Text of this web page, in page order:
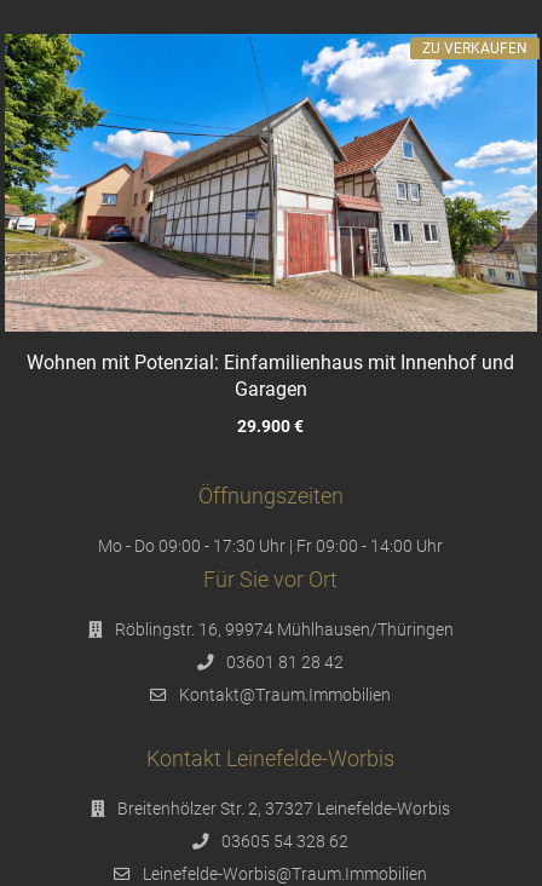
Wohnen mit Potenzial: Einfamilienhaus mit Innenhof und
Garagen
29.900 €
ZU VERKAUFEN
Öffnungszeiten
Mo - Do 09:00 - 17:30 Uhr | Fr 09:00 - 14:00 Uhr
Für Sie vor Ort
Röblingstr. 16, 99974 Mühlhausen/Thüringen
03601 81 28 42
Kontakt@Traum.Immobilien
Kontakt Leinefelde-Worbis
Breitenhölzer Str. 2, 37327 Leinefelde-Worbis
03605 54 328 62
Leinefelde-Worbis@Traum.Immobilien